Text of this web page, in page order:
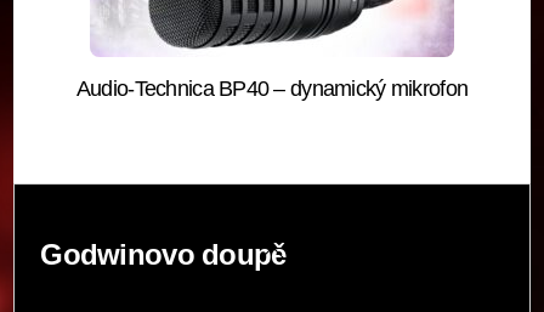
Audio-Technica BP40 – dynamický mikrofon
Back
Godwinovo doupě